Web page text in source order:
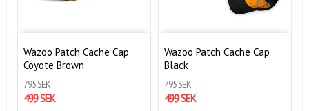
Wazoo Patch Cache Cap
Coyote Brown
795 SEK
499 SEK
Wazoo Patch Cache Cap
Black
795 SEK
499 SEK